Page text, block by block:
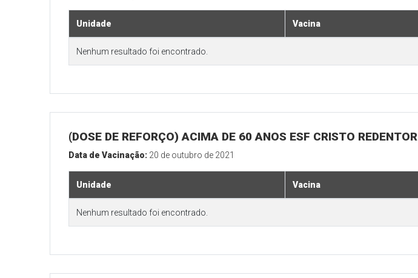
Unidade Vacina
Nenhum resultado foi encontrado.
(DOSE DE REFORÇO) ACIMA DE 60 ANOS ESF CRISTO REDENTOR
Data de Vacinação: 20 de outubro de 2021
Unidade Vacina
Nenhum resultado foi encontrado.